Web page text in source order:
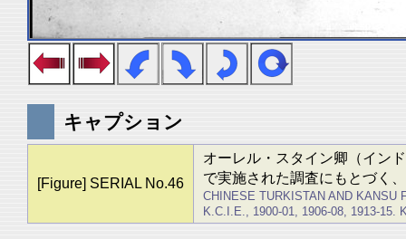
キャプション
[Figure] SERIAL No.46
オーレル・スタイン卿（イン
で実施された調査にもとづく
CHINESE TURKISTAN AND KANSU
K.C.I.E., 1900-01, 1906-08, 1913-15.